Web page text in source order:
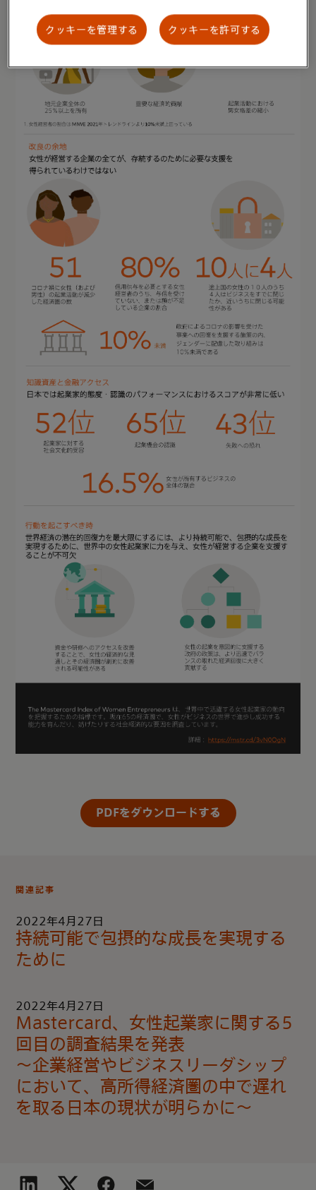
PDFをダウンロードする
関連記事
2022年4月27日
持続可能で包摂的な成長を実現する
ために
2022年4月27日
Mastercard、女性起業家に関する5
回目の調査結果を発表
～企業経営やビジネスリーダシップ
において、高所得経済圏の中で遅れ
を取る日本の現状が明らかに～
クッキーを許可する
クッキーを管理する